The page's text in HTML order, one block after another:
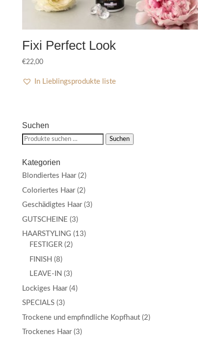
Fixi Perfect Look
€22,00
In Lieblingsprodukte liste
Suchen
Suchen
Suchen
Kategorien
Blondiertes Haar (2)
Coloriertes Haar (2)
Geschädigtes Haar (3)
GUTSCHEINE (3)
HAARSTYLING (13)
FESTIGER (2)
FINISH (8)
LEAVE-IN (3)
Lockiges Haar (4)
SPECIALS (3)
Trockene und empfindliche Kopfhaut (2)
Trockenes Haar (3)